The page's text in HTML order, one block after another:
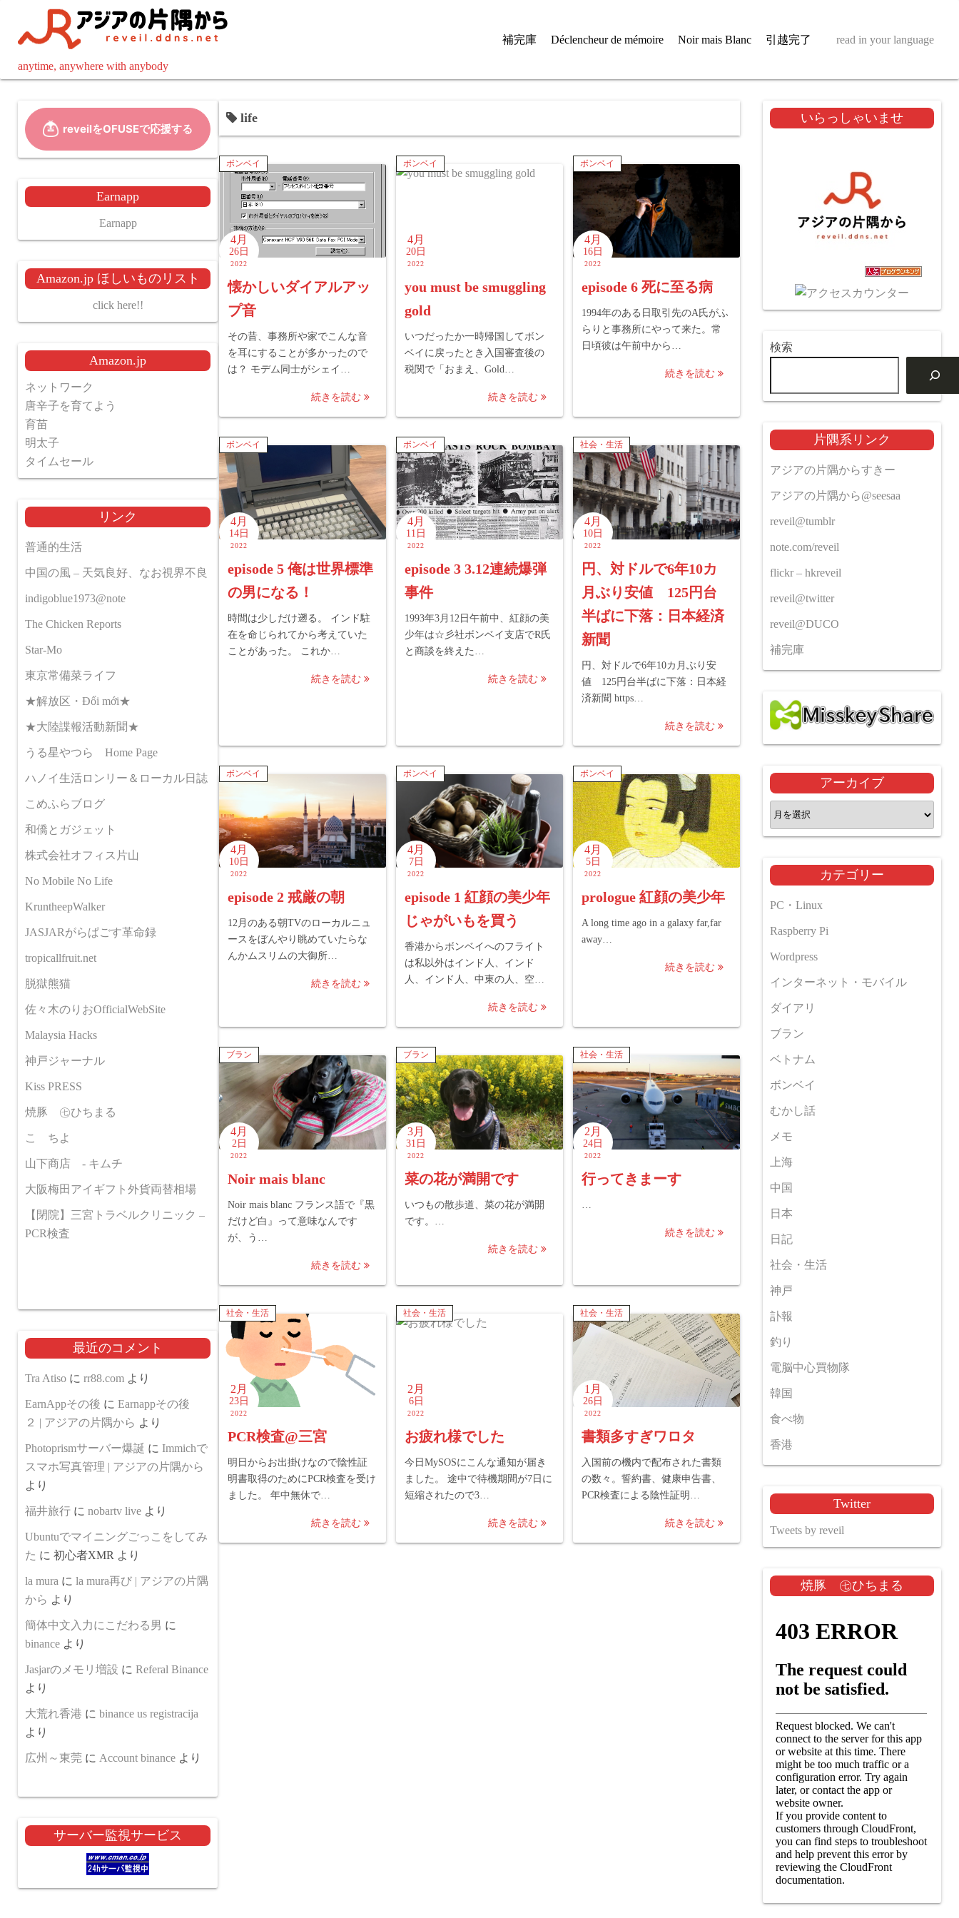
ツ
anytime, anywhere with anybody
補完庫 Déclencheur de mémoire Noir mais Blanc 引越完了 read in your language
life
ボンベイ
4月
26日
2022
懐かしいダイアルアッ
プ音
その昔、事務所や家でこんな音
を耳にすることが多かったので
は？ モデム同士がシェイ…
続きを読む
ボンベイ
4月
20日
2022
you must be smuggling
gold
いつだったか一時帰国してボン
ベイに戻ったとき入国審査後の
税関で「おまえ、Gold…
続きを読む
ボンベイ
4月
16日
2022
episode 6 死に至る病
1994年のある日取引先のA氏がふ
らりと事務所にやって来た。常
日頃彼は午前中から…
続きを読む
ボンベイ
4月
14日
2022
episode 5 俺は世界標準
の男になる！
時間は少しだけ遡る。 インド駐
在を命じられてから考えていた
ことがあった。 これか…
続きを読む
ボンベイ
4月
11日
2022
episode 3 3.12連続爆弾
事件
1993年3月12日午前中、紅顔の美
少年は☆彡社ボンベイ支店でR氏
と商談を終えた…
続きを読む
社会・生活
4月
10日
2022
円、対ドルで6年10カ
月ぶり安値 125円台
半ばに下落：日本経済
新聞
円、対ドルで6年10カ月ぶり安
値 125円台半ばに下落：日本経
済新聞 https…
続きを読む
ボンベイ
4月
10日
2022
episode 2 戒厳の朝
12月のある朝TVのローカルニュ
ースをぼんやり眺めていたらな
んかムスリムの大御所…
続きを読む
ボンベイ
4月
7日
2022
episode 1 紅顔の美少年
じゃがいもを買う
香港からボンベイへのフライト
は私以外はインド人、インド
人、インド人、中東の人、空…
続きを読む
ボンベイ
4月
5日
2022
prologue 紅顔の美少年
A long time ago in a galaxy far,far
away…
続きを読む
ブラン
4月
2日
2022
Noir mais blanc
Noir mais blanc フランス語で『黒
だけど白』って意味なんです
が、う…
続きを読む
ブラン
3月
31日
2022
菜の花が満開です
いつもの散歩道、菜の花が満開
です。…
続きを読む
社会・生活
2月
24日
2022
行ってきまーす
続きを読む
社会・生活
2月
23日
2022
PCR検査@三宮
明日からお出掛けなので陰性証
明書取得のためにPCR検査を受け
ました。 年中無休で…
続きを読む
社会・生活
2月
6日
2022
お疲れ様でした
今日MySOSにこんな通知が届き
ました。 途中で待機期間が7日に
短縮されたので3…
続きを読む
社会・生活
1月
26日
2022
書類多すぎワロタ
入国前の機内で配布された書類
の数々。誓約書、健康申告書、
PCR検査による陰性証明…
続きを読む
Earnapp
Earnapp
Amazon.jp ほしいものリスト
click here!!
Amazon.jp
ネットワーク
唐辛子を育てよう
育苗
明太子
タイムセール
リンク
普通的生活
中国の風 – 天気良好、なお視界不良
indigoblue1973@note
The Chicken Reports
Star-Mo
東京常備菜ライフ
★解放区・Đổi mới★
★大陸諜報活動新聞★
うる星やつら Home Page
ハノイ生活ロンリー＆ローカル日誌
こめふらブログ
和僑とガジェット
株式会社オフィス片山
No Mobile No Life
KruntheepWalker
JASJARがらぱごす革命録
tropicallfruit.net
脱獄熊猫
佐々木のりおOfficialWebSite
Malaysia Hacks
神戸ジャーナル
Kiss PRESS
焼豚 ㊆ひちまる
こゝちよ
山下商店 - キムチ
大阪梅田アイギフト外貨両替相場
【閉院】三宮トラベルクリニック –
PCR検査
最近のコメント
Tra Atiso に rr88.com より
EarnAppその後 に Earnappその後
２ | アジアの片隅から より
Photoprismサーバー爆誕 に Immichで
スマホ写真管理 | アジアの片隅から
より
福井旅行 に nobartv live より
Ubuntuでマイニングごっこをしてみ
た に 初心者XMR より
la mura に la mura再び | アジアの片隅
から より
簡体中文入力にこだわる男 に
binance より
Jasjarのメモリ増設 に Referal Binance
より
大荒れ香港 に binance us registracija
より
広州～東莞 に Account binance より
サーバー監視サービス
いらっしゃいませ
検索
片隅系リンク
アジアの片隅からすきー
アジアの片隅から@seesaa
reveil@tumblr
note.com/reveil
flickr – hkreveil
reveil@twitter
reveil@DUCO
補完庫
アーカイブ
ア
ー
イ
ブ
カテゴリー
PC・Linux
Raspberry Pi
Wordpress
インターネット・モバイル
ダイアリ
ブラン
ベトナム
ボンベイ
むかし話
メモ
上海
中国
日本
日記
社会・生活
神戸
訃報
釣り
電脳中心買物隊
韓国
食べ物
香港
Twitter
Tweets by reveil
焼豚 ㊆ひちまる